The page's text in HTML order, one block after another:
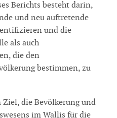
Deutsch
Berichts besteht darin,
und neu auftretende
und die
als auch
die den
bestimmen, zu
Ziel, die Bevölkerung und
im Wallis für die